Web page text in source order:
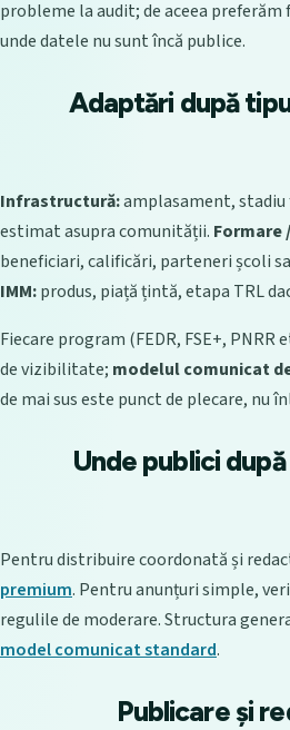
probleme la audit; de aceea
unde datele nu sunt încă publice.
Adaptări după
Infrastructură:amplasament,
estimat asupra comunității. Formare
beneficiari, calificări, parteneri școli
IMM:produs, piață țintă, etapa TRL
Fiecare program (FEDR, FSE+,
de vizibilitate; modelul comunicat
de mai sus este punct de plecare, nu
Unde publici
Pentru distribuire coordonată și
premium. Pentru anunțuri simple,
regulile de moderare. Structura
model comunicat standard.
Publicare și